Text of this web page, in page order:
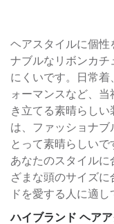
ヘアスタイルに個性
ナブルなリボンカチ
にくいです。日常着
ォーマンスなど、当
き立てる素晴らし
は、ファッショナブ
とって素晴らしい
あなたのスタイルに
ざまな頭のサイズ
ドを愛する人に適し
ハイブランド ヘア